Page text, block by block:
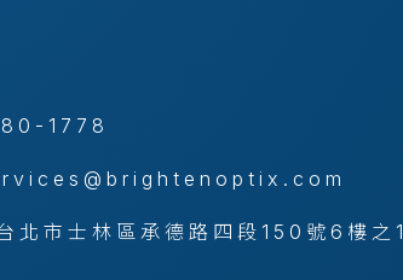
1778
北市士林區承德路四段150號6樓之1